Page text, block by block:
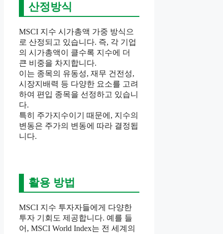
산정방식
MSCI 지수 시가총액 가중 방식으
로 산정되고 있습니다. 즉, 각 기업
의 시가총액이 클수록 지수에 더
큰 비중을 차지합니다.
이는 종목의 유동성, 재무 건전성,
시장지배력 등 다양한 요소를 고려
하여 편입 종목을 선정하고 있습니
다.
특히 주가지수이기 때문에, 지수의
변동은 주가의 변동에 따라 결정됩
니다.
활용 방법
MSCI 지수 투자자들에게 다양한
투자 기회도 제공합니다. 예를 들
어, MSCI World Index는 전 세계의